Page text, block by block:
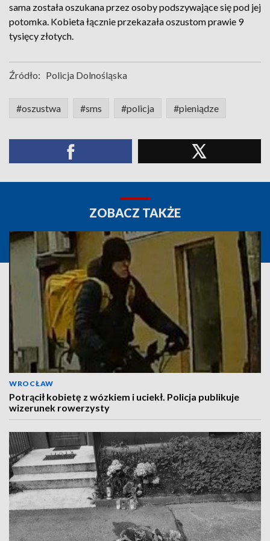
sama została oszukana przez osoby podszywające się pod jej
potomka. Kobieta łącznie przekazała oszustom prawie 9
tysięcy złotych.
Źródło: Policja Dolnośląska
#oszustwa #sms #policja #pieniądze
ZOBACZ TAKŻE
WROCŁAW
Potrącił kobietę z wózkiem i uciekł. Policja publikuje
wizerunek rowerzysty